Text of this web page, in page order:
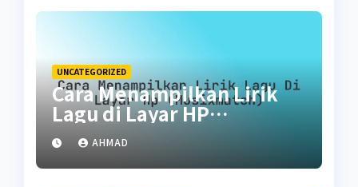
UNCATEGORIZED
Cara Menampilkan Lirik
Lagu di Layar HP
(Musixmatch)
AHMAD